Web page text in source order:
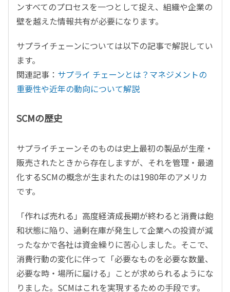
ンすべてのプロセスを一つとして捉え、組織や企業の
壁を越えた情報共有が必要になります。
サプライチェーンについては以下の記事で解説してい
ます。
関連記事： サプライ チェーンとは？マネジメントの
重要性や近年の動向について解説
SCMの歴史
サプライチェーンそのものは史上最初の製品が生産・
販売されたときから存在しますが、それを管理・最適
化するSCMの概念が生まれたのは1980年のアメリカ
です。
「作れば売れる」高度経済成長期が終わると消費は飽
和状態に陥り、過剰在庫が発生して企業への投資が減
ったなかで各社は資金繰りに苦心しました。そこで、
消費行動の変化に伴って「必要なものを必要な数量、
必要な時・場所に届ける」ことが求められるようにな
りました。SCMはこれを実現するための手段です。